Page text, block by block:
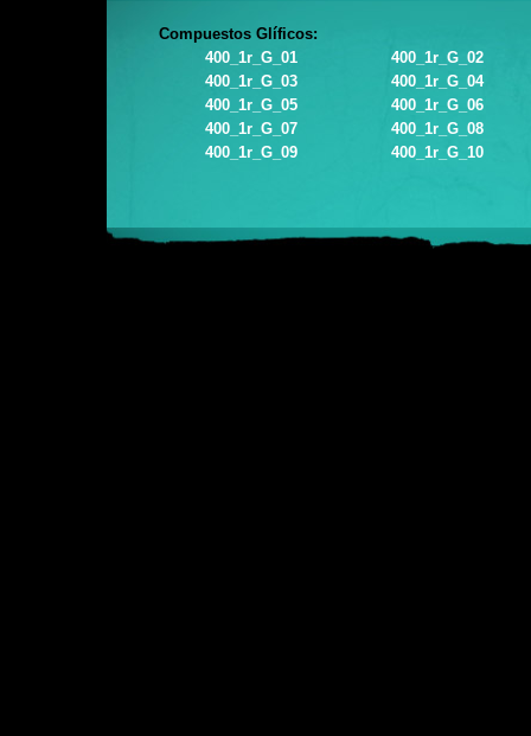
Compuestos Glíficos:
400_1r_G_01
400_1r_G_02
400_1r_G_03
400_1r_G_04
400_1r_G_05
400_1r_G_06
400_1r_G_07
400_1r_G_08
400_1r_G_09
400_1r_G_10